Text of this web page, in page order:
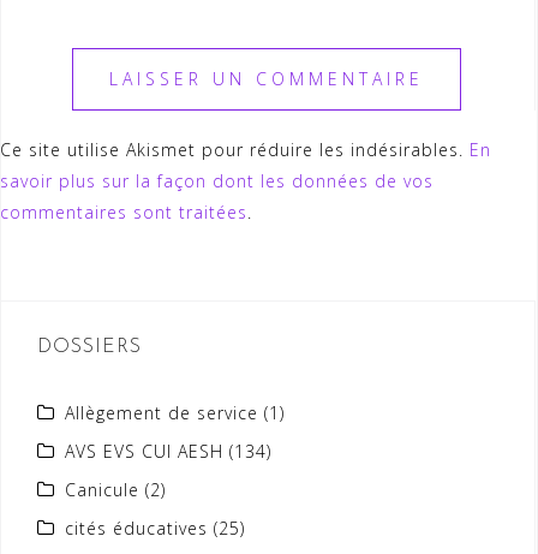
Ce site utilise Akismet pour réduire les indésirables. En
savoir plus sur la façon dont les données de vos
commentaires sont traitées.
DOSSIERS
Allègement de service (1)
AVS EVS CUI AESH (134)
Canicule (2)
cités éducatives (25)